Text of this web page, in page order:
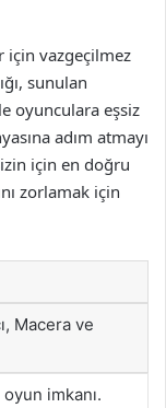
için vazgeçilmez
sunulan
oyunculara eşsiz
adım atmayı
için en doğru
zorlamak için
Macera ve
imkanı.